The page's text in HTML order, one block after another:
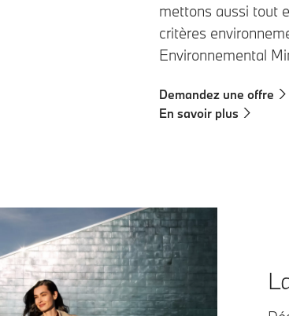
mettons aussi tout
critères
Environnemental
Demandez une offre
En savoir plus